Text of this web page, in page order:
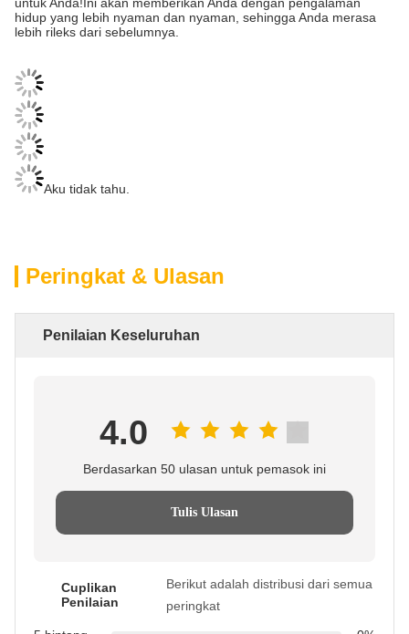
hidup yang lebih nyaman dan nyaman, sehingga Anda merasa
lebih rileks dari sebelumnya.
Aku tidak tahu.
Peringkat & Ulasan
Penilaian Keseluruhan
4.0
Berdasarkan 50 ulasan untuk pemasok ini
Tulis Ulasan
Cuplikan
Penilaian
Berikut adalah distribusi dari semua
peringkat